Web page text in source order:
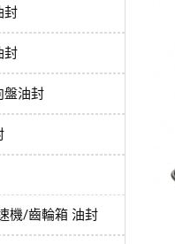
封
封
盤油封
機/齒輪箱 油封